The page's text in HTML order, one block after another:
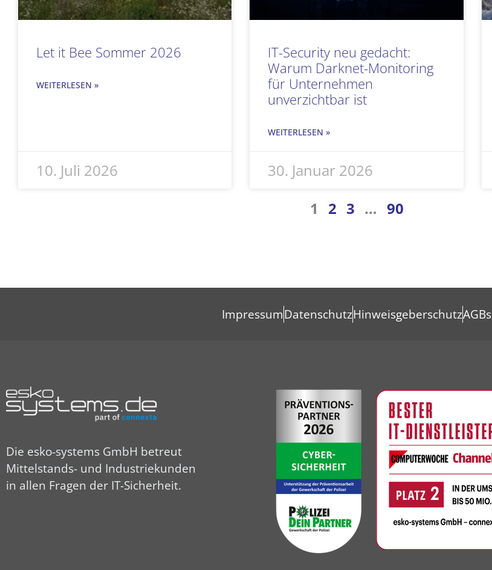
Let it Bee Sommer 2026
WEITERLESEN »
10. Juli 2026
IT-Security neu gedacht:
Warum Darknet-Monitoring
für Unternehmen
unverzichtbar ist
WEITERLESEN »
30. Januar 2026
1 2 3 … 90
ImpressumDatenschutzHinweisgeberschutzAGBs
Die esko-systems GmbH betreut
Mittelstands- und Industriekunden
in allen Fragen der IT-Sicherheit.